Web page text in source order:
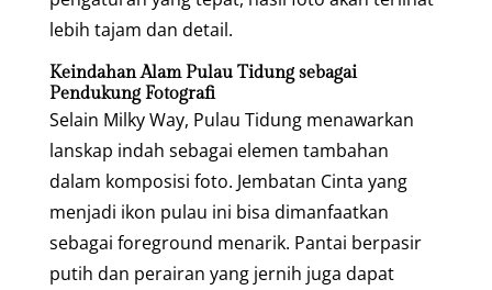
lebih tajam dan detail.
Keindahan Alam Pulau Tidung sebagai
Pendukung Fotografi
Selain Milky Way, Pulau Tidung menawarkan
lanskap indah sebagai elemen tambahan
dalam komposisi foto. Jembatan Cinta yang
menjadi ikon pulau ini bisa dimanfaatkan
sebagai foreground menarik. Pantai berpasir
putih dan perairan yang jernih juga dapat